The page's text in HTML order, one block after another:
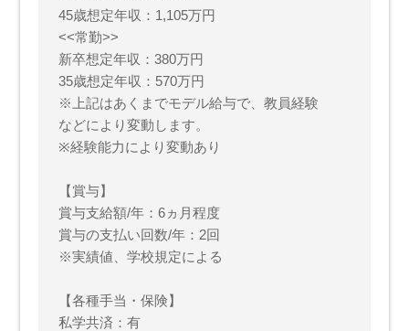
45歳想定年収：1,105万円
<<常勤>>
新卒想定年収：380万円
35歳想定年収：570万円
※上記はあくまでモデル給与で、教員経験
などにより変動します。
※経験能力により変動あり
【賞与】
賞与支給額/年：6ヵ月程度
賞与の支払い回数/年：2回
※実績値、学校規定による
【各種手当・保険】
私学共済：有